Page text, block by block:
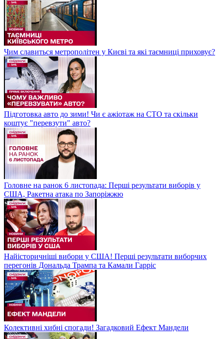
Чим славиться метрополітен у Києві та які таємниці приховує?
Підготовка авто до зими! Чи є ажіотаж на СТО та скільки
коштує "перевзути" авто?
Головне на ранок 6 листопада: Перші результати виборів у
США, Ракетна атака по Запоріжжю
Найісторичніші вибори у США! Перші результати виборчих
перегонів Дональда Трампа та Камали Гарріс
Колективні хибні спогади! Загадковий Ефект Мандели